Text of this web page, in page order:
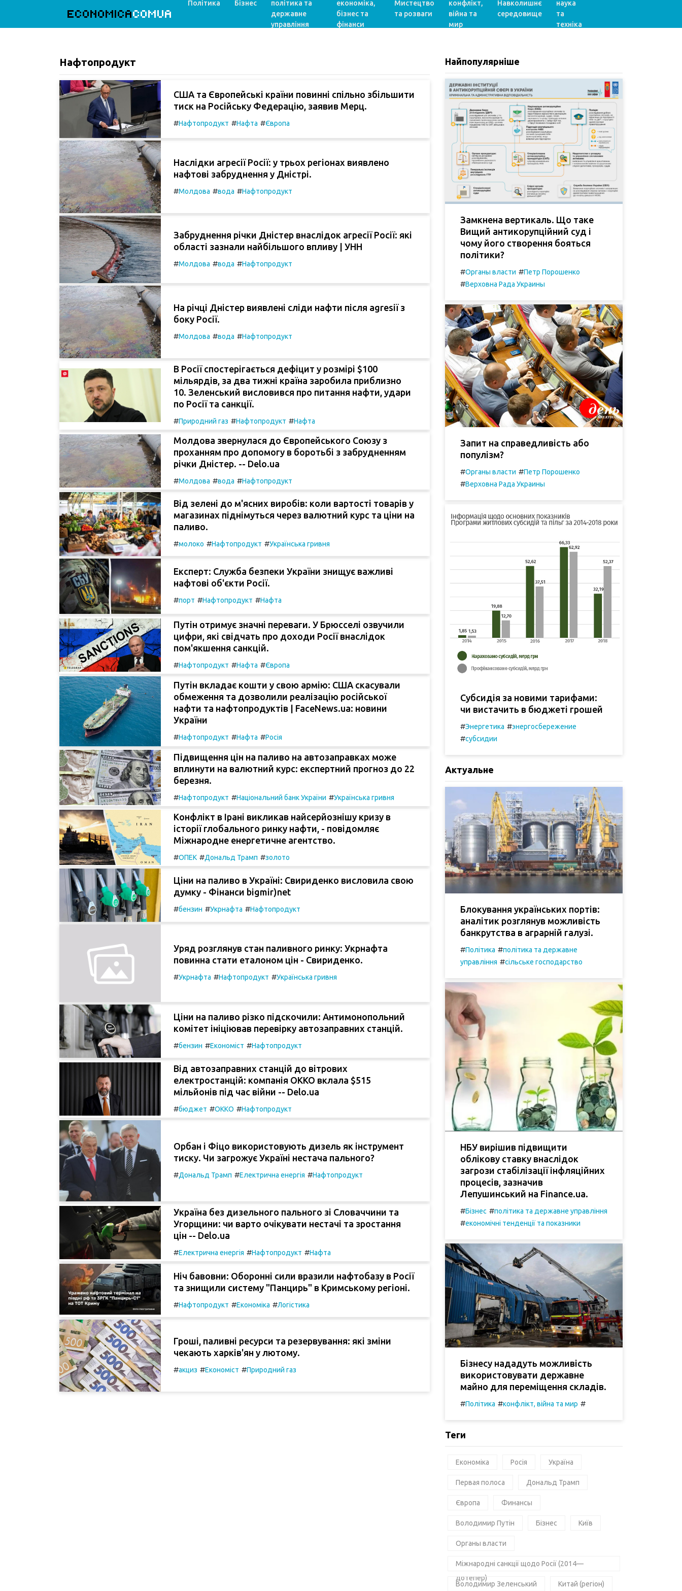
ECONOMICACOMUA
Політика Бізнес
політика та
державне
управління
економіка,
бізнес та
фінанси
Мистецтво
та розваги
конфлікт,
війна та
мир
Навколишнє
середовище
наука
та
техніка
Нафтопродукт
США та Європейські країни повинні спільно збільшити
тиск на Російську Федерацію, заявив Мерц.
#Нафтопродукт #Нафта #Європа
Наслідки агресії Росії: у трьох регіонах виявлено
нафтові забруднення у Дністрі.
#Молдова #вода #Нафтопродукт
Забруднення річки Дністер внаслідок агресії Росії: які
області зазнали найбільшого впливу | УНН
#Молдова #вода #Нафтопродукт
На річці Дністер виявлені сліди нафти після agresії з
боку Росії.
#Молдова #вода #Нафтопродукт
В Росії спостерігається дефіцит у розмірі $100
мільярдів, за два тижні країна заробила приблизно
10. Зеленський висловився про питання нафти, удари
по Росії та санкції.
#Природний газ #Нафтопродукт #Нафта
Молдова звернулася до Європейського Союзу з
проханням про допомогу в боротьбі з забрудненням
річки Дністер. -- Delo.ua
#Молдова #вода #Нафтопродукт
Від зелені до м'ясних виробів: коли вартості товарів у
магазинах піднімуться через валютний курс та ціни на
паливо.
#молоко #Нафтопродукт #Українська гривня
Експерт: Служба безпеки України знищує важливі
нафтові об'єкти Росії.
#порт #Нафтопродукт #Нафта
Путін отримує значні переваги. У Брюсселі озвучили
цифри, які свідчать про доходи Росії внаслідок
пом'якшення санкцій.
#Нафтопродукт #Нафта #Європа
Путін вкладає кошти у свою армію: США скасували
обмеження та дозволили реалізацію російської
нафти та нафтопродуктів | FaceNews.ua: новини
України
#Нафтопродукт #Нафта #Росія
Підвищення цін на паливо на автозаправках може
вплинути на валютний курс: експертний прогноз до 22
березня.
#Нафтопродукт #Національний банк України #Українська гривня
Конфлікт в Ірані викликав найсерйознішу кризу в
історії глобального ринку нафти, - повідомляє
Міжнародне енергетичне агентство.
#ОПЕК #Дональд Трамп #золото
Ціни на паливо в Україні: Свириденко висловила свою
думку - Фінанси bigmir)net
#бензин #Укрнафта #Нафтопродукт
Уряд розглянув стан паливного ринку: Укрнафта
повинна стати еталоном цін - Свириденко.
#Укрнафта #Нафтопродукт #Українська гривня
Ціни на паливо різко підскочили: Антимонопольний
комітет ініціював перевірку автозаправних станцій.
#бензин #Економіст #Нафтопродукт
Від автозаправних станцій до вітрових
електростанцій: компанія ОККО вклала $515
мільйонів під час війни -- Delo.ua
#бюджет #ОККО #Нафтопродукт
Орбан і Фіцо використовують дизель як інструмент
тиску. Чи загрожує Україні нестача пального?
#Дональд Трамп #Електрична енергія #Нафтопродукт
Україна без дизельного пального зі Словаччини та
Угорщини: чи варто очікувати нестачі та зростання
цін -- Delo.ua
#Електрична енергія #Нафтопродукт #Нафта
Ніч бавовни: Оборонні сили вразили нафтобазу в Росії
та знищили систему "Панцирь" в Кримському регіоні.
#Нафтопродукт #Економіка #Логістика
Гроші, паливні ресурси та резервування: які зміни
чекають харків'ян у лютому.
#акциз #Економіст #Природний газ
Найпопулярніше
Замкнена вертикаль. Що таке
Вищий антикорупційний суд і
чому його створення бояться
політики?
#Органы власти #Петр Порошенко
#Верховна Рада Украины
Запит на справедливість або
популізм?
#Органы власти #Петр Порошенко
#Верховна Рада Украины
Субсидія за новими тарифами:
чи вистачить в бюджеті грошей
#Энергетика #энергосбережение
#субсидии
Актуальне
Блокування українських портів:
аналітик розглянув можливість
банкрутства в аграрній галузі.
#Політика #політика та державне
управління #сільське господарство
НБУ вирішив підвищити
облікову ставку внаслідок
загрози стабілізації інфляційних
процесів, зазначив
Лепушинський на Finance.ua.
#Бізнес #політика та державне управління
#економічні тенденції та показники
Бізнесу нададуть можливість
використовувати державне
майно для переміщення складів.
#Політика #конфлікт, війна та мир #
Теги
Економіка Росія Україна
Первая полоса Дональд Трамп
Європа Финансы
Володимир Путін Бізнес Київ
Органы власти
Міжнародні санкції щодо Росії (2014—
дотепер)
Володимир Зеленський Китай (регіон)